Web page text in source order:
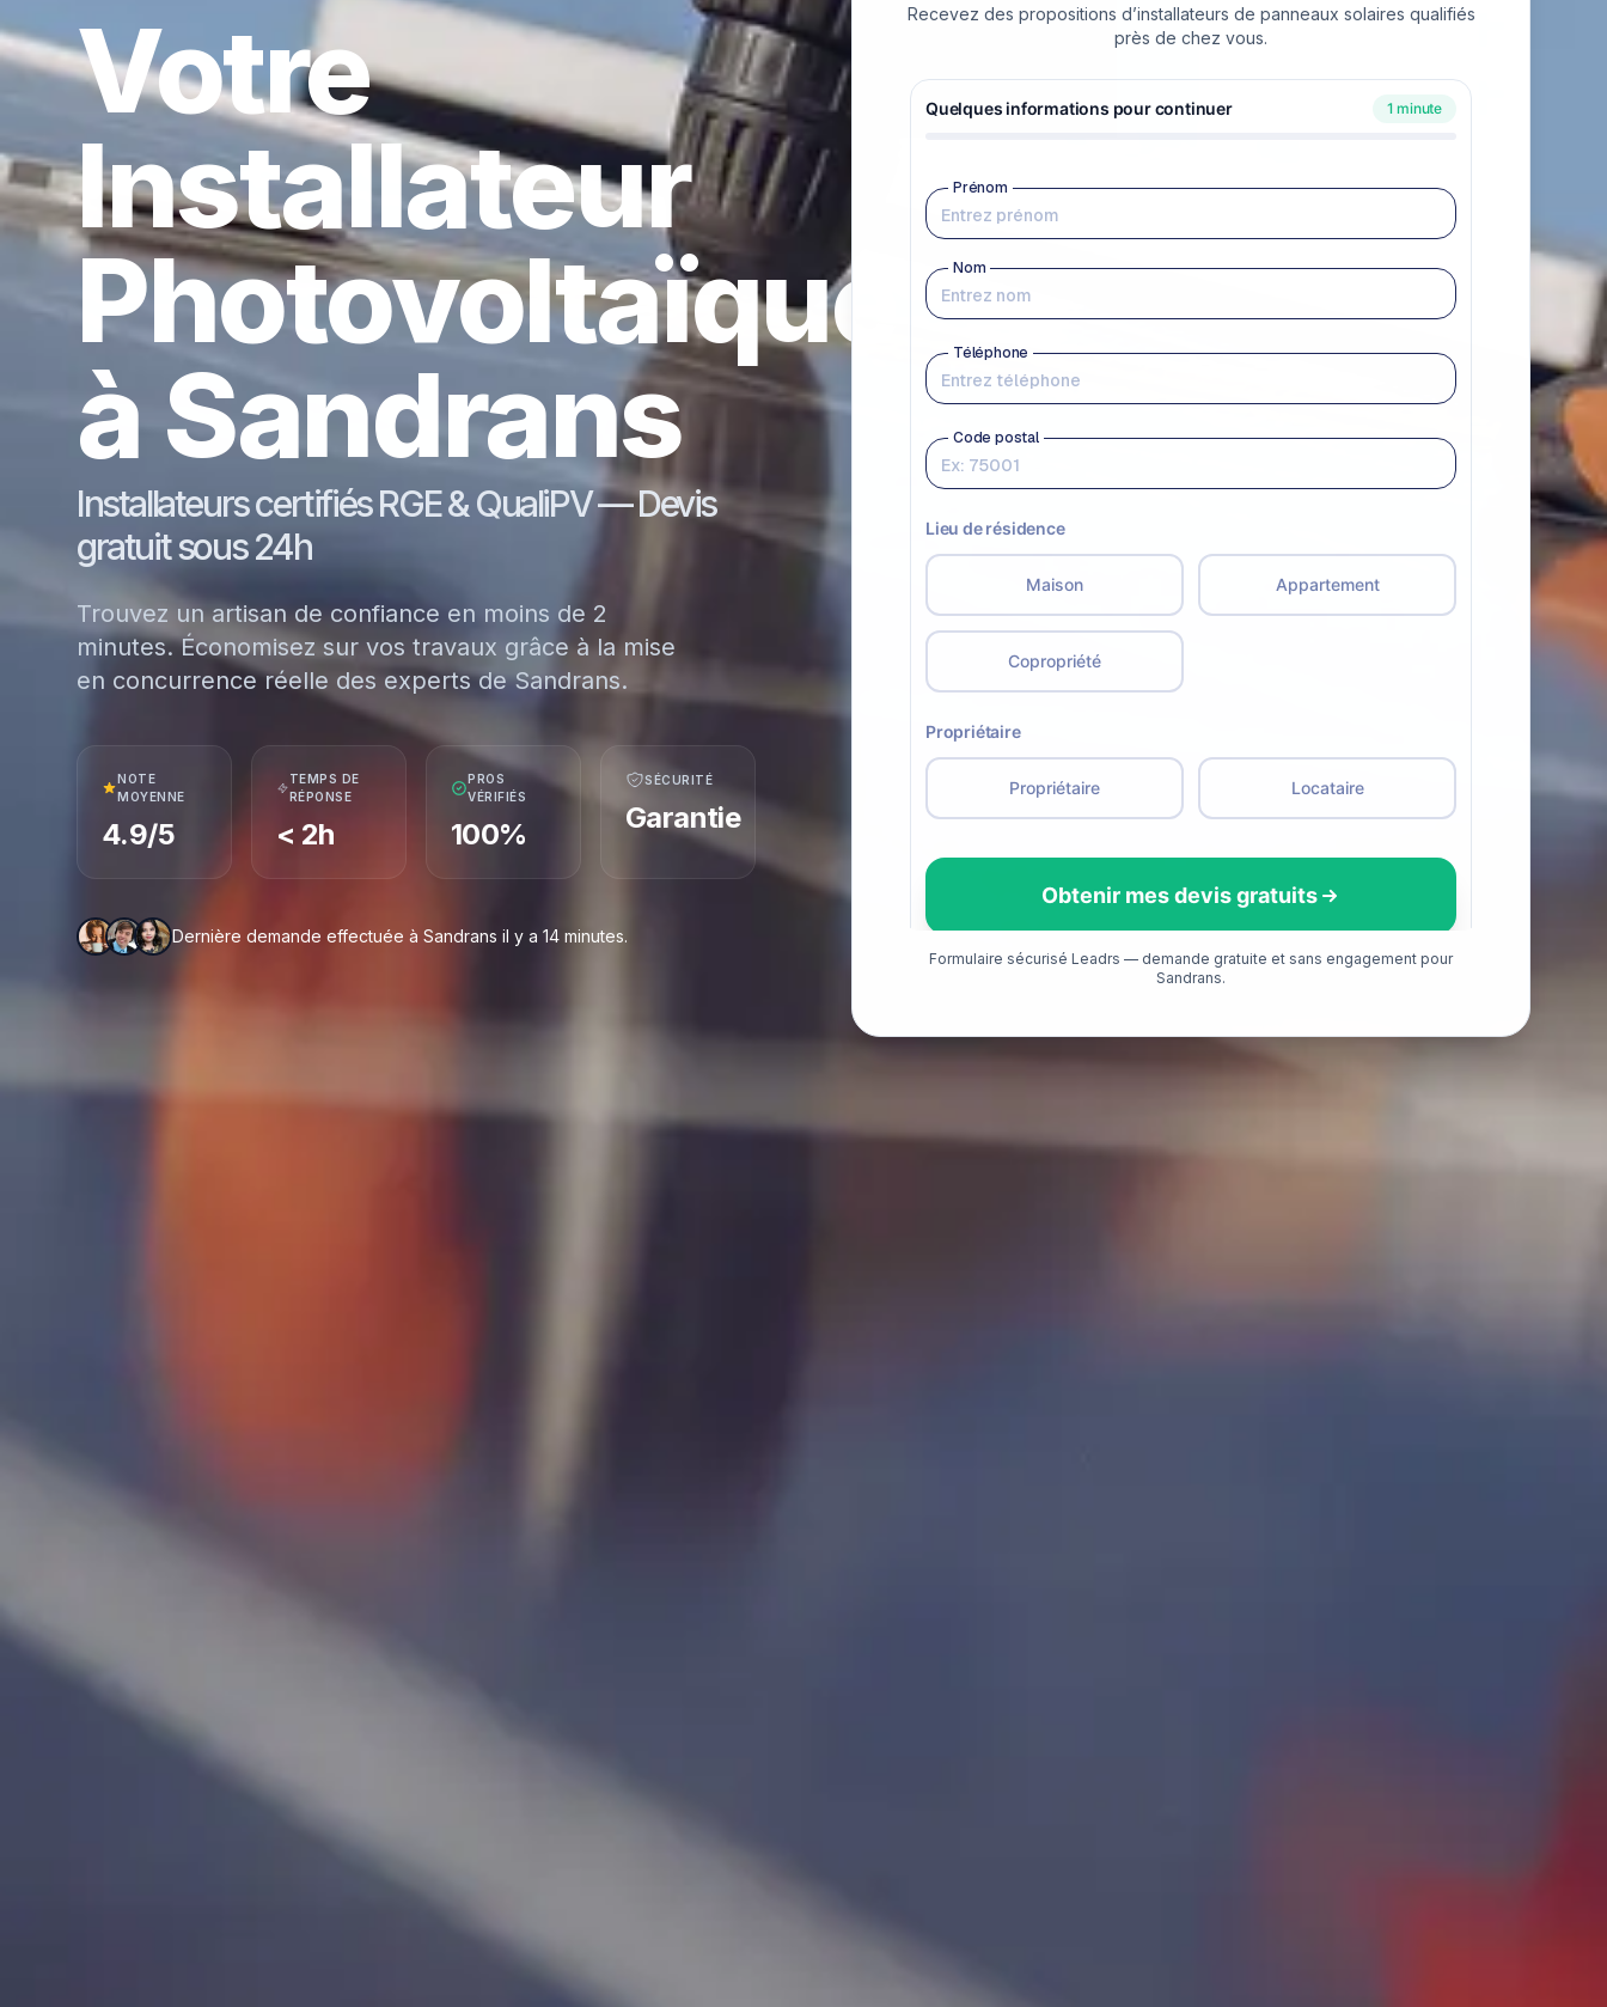
Votre
Installateur
Photovoltaïque
à Sandrans
Installateurs certifiés RGE & QualiPV — Devis
gratuit sous 24h
Trouvez un artisan de confiance en moins de 2
minutes. Économisez sur vos travaux grâce à la mise
en concurrence réelle des experts de Sandrans.
NOTE
MOYENNE
4.9/5
TEMPS DE
RÉPONSE
< 2h
PROS
VÉRIFIÉS
100%
SÉCURITÉ
Garantie
Dernière demande effectuée à Sandrans il y a 14 minutes.
Recevez des propositions d’installateurs de panneaux solaires qualifiés
près de chez vous.
Formulaire sécurisé Leadrs — demande gratuite et sans engagement pour
Sandrans.